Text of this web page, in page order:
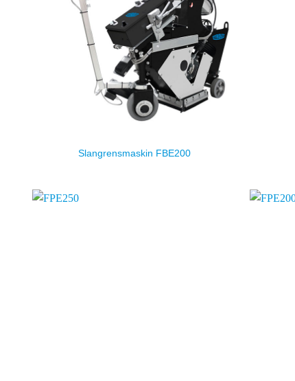
Slangrensmaskin FBE200